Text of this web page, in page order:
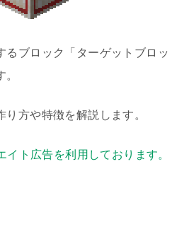
るブロック「ターゲットブロッ
方や特徴を解説します。
イト広告を利用しております。